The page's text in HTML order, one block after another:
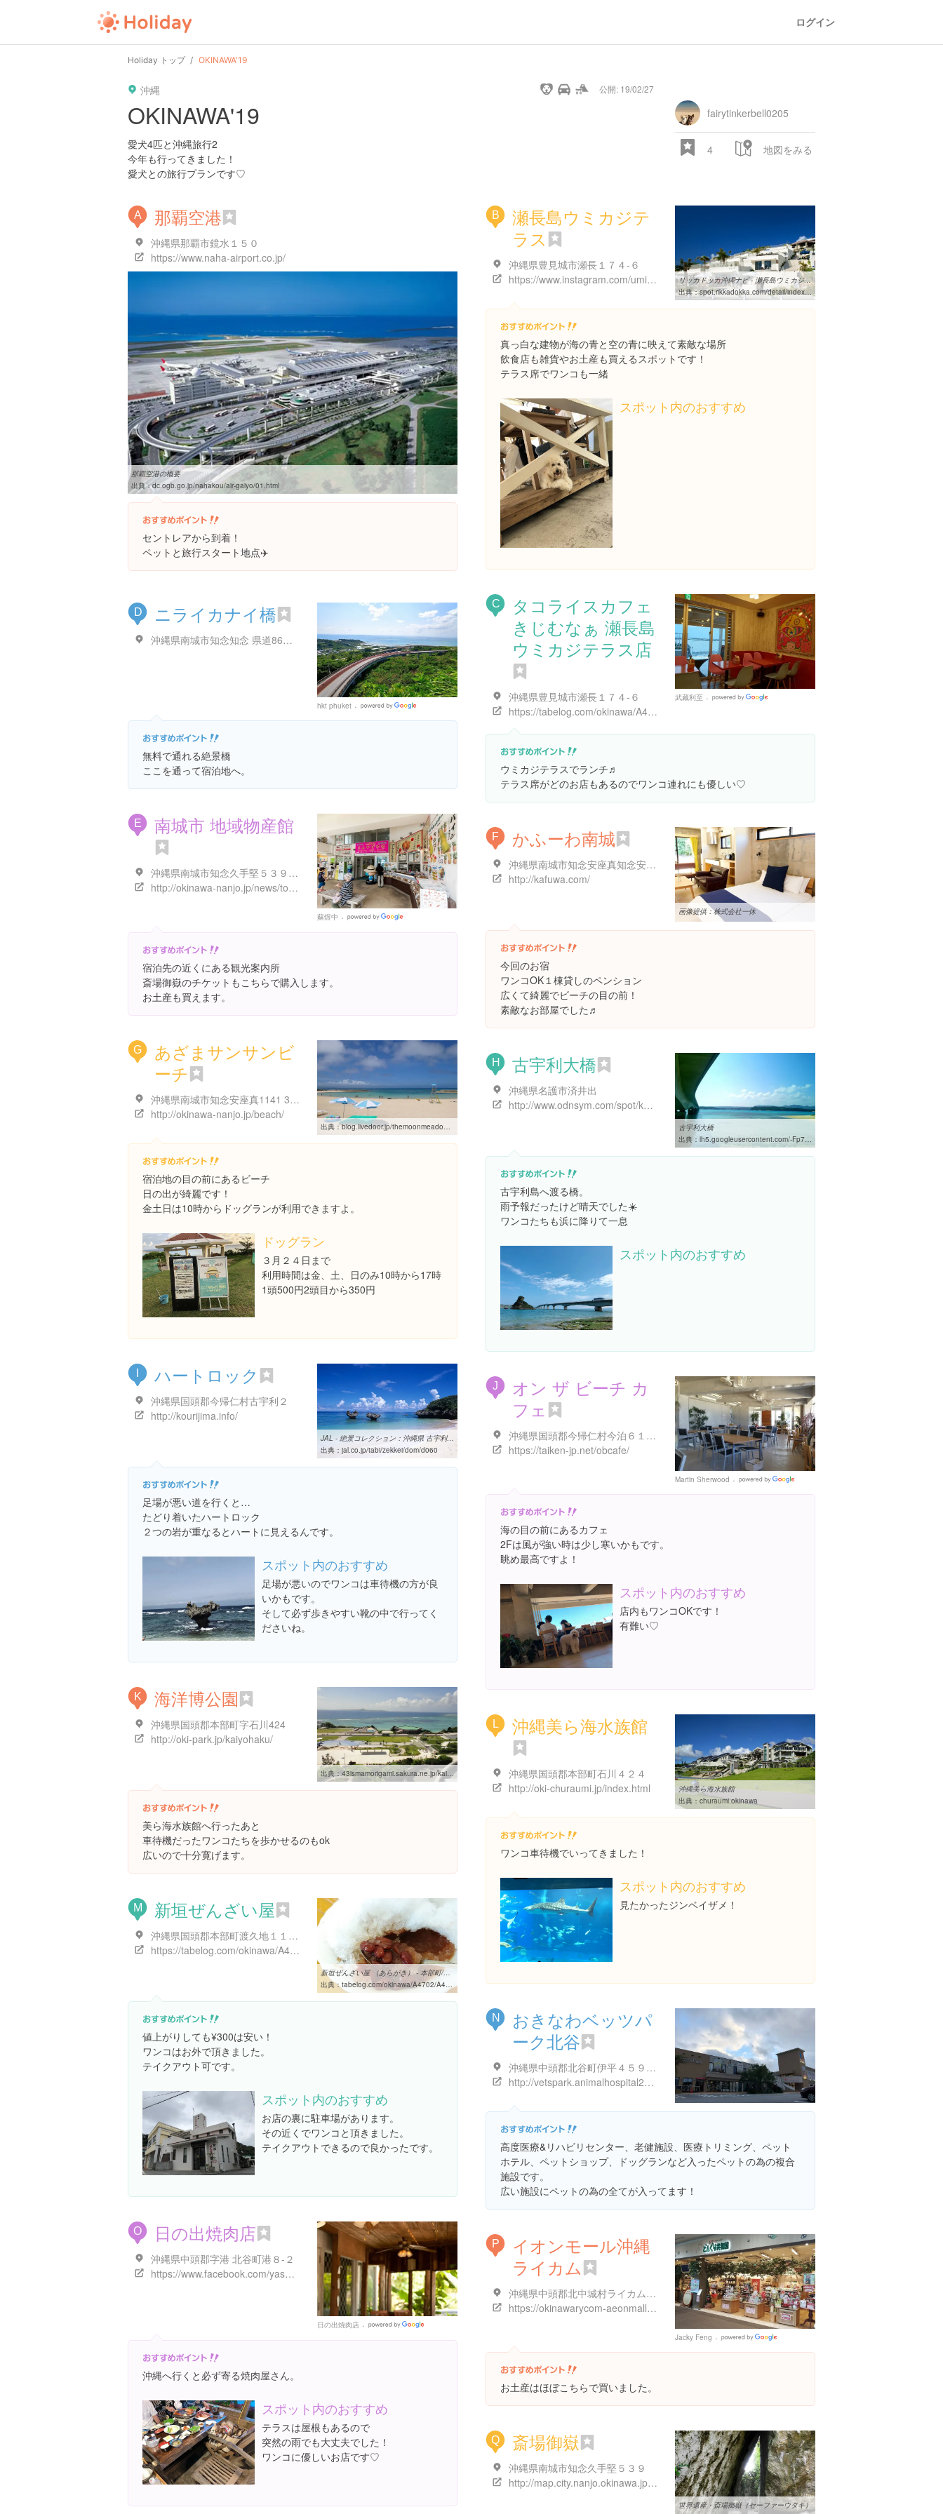
ログイン
Holiday トップ OKINAWA'19
沖縄 公開: 19/02/27
28.522 px
OKINAWA'19
愛犬4匹と沖縄旅行2
今年も行ってきました！
愛犬との旅行プランです♡
fairytinkerbell0205
4 地図をみる
A 那覇空港
沖縄県那覇市鏡水１５０
https://www.naha-airport.co.jp/
那覇空港の概要
出典：dc.ogb.go.jp/nahakou/air-gaiyo/01.html
セントレアから到着！
ペットと旅行スタート地点✈️
B
瀬長島ウミカジテ
ラス
沖縄県豊見城市瀬長１７４-６
https://www.instagram.com/umikajiterrace/
リッカドッカ沖縄ナビ - 瀬長島ウミカジテラス [豊見城・糸満・カフェ ...
出典：spot.rikkadokka.com/detail/index.jsp?id=2062
真っ白な建物が海の青と空の青に映えて素敵な場所
飲食店も雑貨やお土産も買えるスポットです！
テラス席でワンコも一緒
スポット内のおすすめ
C
タコライスカフェ
きじむなぁ 瀬長島
ウミカジテラス店
沖縄県豊見城市瀬長１７４-６
https://tabelog.com/okinawa/A4701/A470103/47016227/
武藏利至
ウミカジテラスでランチ♬
テラス席がどのお店もあるのでワンコ連れにも優しい♡
D ニライカナイ橋
沖縄県南城市知念知念 県道86号線、
hkt phuket
Places
無料で通れる絶景橋
ここを通って宿泊地へ。
E 南城市 地域物産館
沖縄県南城市知念久手堅５３９ 1F
http://okinawa-nanjo.jp/news/topics/3106/
蘇煜中
Places
宿泊先の近くにある観光案内所
斎場御嶽のチケットもこちらで購入します。
お土産も買えます。
F かふーわ南城
沖縄県南城市知念安座真知念安座真 1126 番 1
http://kafuwa.com/
画像提供：株式会社一休
今回のお宿
ワンコOK１棟貸しのペンション
広くて綺麗でビーチの目の前！
素敵なお部屋でした♬
G
あざまサンサンビ
ーチ
沖縄県南城市知念安座真1141 3 あざまサンサンビーチ
http://okinawa-nanjo.jp/beach/
出典：blog.livedoor.jp/themoonmeadow/archives/51928010.html
宿泊地の目の前にあるビーチ
日の出が綺麗です！
金土日は10時からドッグランが利用できますよ。
ドッグラン
３月２４日まで
利用時間は金、土、日のみ10時から17時
1頭500円2頭目から350円
H 古宇利大橋
沖縄県名護市済井出
http://www.odnsym.com/spot/kouri.html
古宇利大橋
出典： lh5.googleusercontent.com/-Fp7gypAodvU/U22Muague6I/AAAAAAAAO_8/8SRyOkwNgQ4/w460-h310-s0/2014-05-09
古宇利島へ渡る橋。
雨予報だったけど晴天でした☀️
ワンコたちも浜に降りて一息
スポット内のおすすめ
ハートロック
沖縄県国頭郡今帰仁村古宇利２
http://kourijima.info/
JAL - 絶景コレクション：沖縄県 古宇利島のハートロック（JAL旅プラス ...
出典： jal.co.jp/tabi/zekkei/dom/d060
足場が悪い道を行くと…
たどり着いたハートロック
２つの岩が重なるとハートに見えるんです。
スポット内のおすすめ
足場が悪いのでワンコは車待機の方が良
いかもです。
そして必ず歩きやすい靴の中で行ってく
ださいね。
J
オン ザ ビーチ カ
フェ
沖縄県国頭郡今帰仁村今泊６１２-２
https://taiken-jp.net/obcafe/
Martin Sherwood
Places
海の目の前にあるカフェ
2Fは風が強い時は少し寒いかもです。
眺め最高ですよ！
スポット内のおすすめ
店内もワンコOKです！
有難い♡
K 海洋博公園
沖縄県国頭郡本部町字石川424
http://oki-park.jp/kaiyohaku/
出典：43ismamorigami.sakura.ne.jp/kaiyouhakukouenk
美ら海水族館へ行ったあと
車待機だったワンコたちを歩かせるのもok
広いので十分寛げます。
L 沖縄美ら海水族館
沖縄県国頭郡本部町石川４２４
http://oki-churaumi.jp/index.html
沖縄美ら海水族館
出典： churaumi.okinawa
ワンコ車待機でいってきました！
スポット内のおすすめ
見たかったジンベイザメ！
M 新垣ぜんざい屋
沖縄県国頭郡本部町渡久地１１-２
https://tabelog.com/okinawa/A4702/A470202/47000155/
新垣ぜんざい屋 （あらがき） - 本部町/かき氷 [食べログ]
出典：tabelog.com/okinawa/A4702/A470202/47000155
値上がりしても¥300は安い！
ワンコはお外で頂きました。
テイクアウト可です。
スポット内のおすすめ
お店の裏に駐車場があります。
その近くでワンコと頂きました。
テイクアウトできるので良かったです。
N
おきなわベッツパ
ーク北谷
沖縄県中頭郡北谷町伊平４５９-４
http://vetspark.animalhospital22.jp/
高度医療&リハビリセンター、老健施設、医療トリミング、ペット
ホテル、ペットショップ、ドッグランなど入ったペットの為の複合
施設です。
広い施設にペットの為の全てが入ってます！
O 日の出焼肉店
沖縄県中頭郡字港 北谷町港８-２
https://www.facebook.com/yasuhiro.shimoi
日の出焼肉店
Places
沖縄へ行くと必ず寄る焼肉屋さん。
スポット内のおすすめ
テラスは屋根もあるので
突然の雨でも大丈夫でした！
ワンコに優しいお店です♡
P
イオンモール沖縄
ライカム
沖縄県中頭郡北中城村ライカム1番地
https://okinawarycom-aeonmall.com/
Jacky Feng
Places
お土産はほぼこちらで買いました。
Q 斎場御嶽
沖縄県南城市知念久手堅５３９
http://map.city.nanjo.okinawa.jp/kankou/
世界遺産・斎場御嶽（セーファーウタキ）